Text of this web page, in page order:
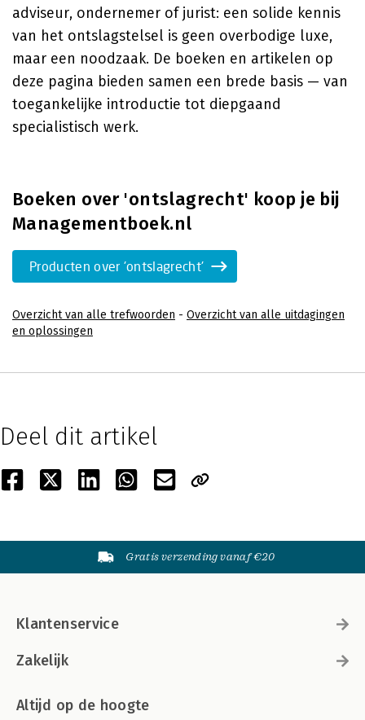
adviseur, ondernemer of jurist: een solide kennis
van het ontslagstelsel is geen overbodige luxe,
maar een noodzaak. De boeken en artikelen op
deze pagina bieden samen een brede basis — van
toegankelijke introductie tot diepgaand
specialistisch werk.
Boeken over 'ontslagrecht' koop je bij
Managementboek.nl
Producten over 'ontslagrecht'
Overzicht van alle trefwoorden - Overzicht van alle uitdagingen
en oplossingen
Deel dit artikel
Gratis verzending vanaf €20
Klantenservice
Zakelijk
Altijd op de hoogte